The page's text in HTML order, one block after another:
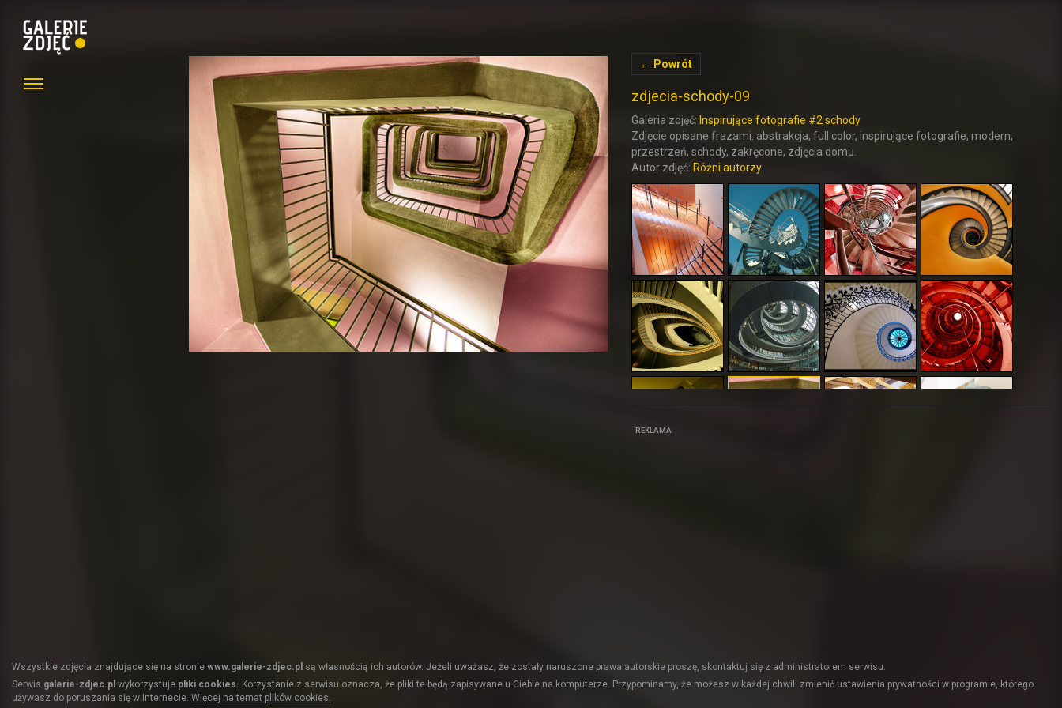
← Powrót
zdjecia-schody-09
Galeria zdjęć: Inspirujące fotografie #2 schody
Zdjęcie opisane frazami: abstrakcja, full color, inspirujące fotografie, modern,
przestrzeń, schody, zakręcone, zdjęcia domu.
Autor zdjęć: Różni autorzy
REKLAMA
Wszystkie zdjęcia znajdujące się na stronie www.galerie-zdjec.pl są własnością ich autorów. Jeżeli uważasz, że zostały naruszone prawa autorskie proszę, skontaktuj się z administratorem serwisu.
Serwis galerie-zdjec.pl wykorzystuje pliki cookies. Korzystanie z serwisu oznacza, że pliki te będą zapisywane u Ciebie na komputerze. Przypominamy, że możesz w każdej chwili zmienić ustawienia prywatności w programie, którego
używasz do poruszania się w Internecie. Więcej na temat plików cookies.